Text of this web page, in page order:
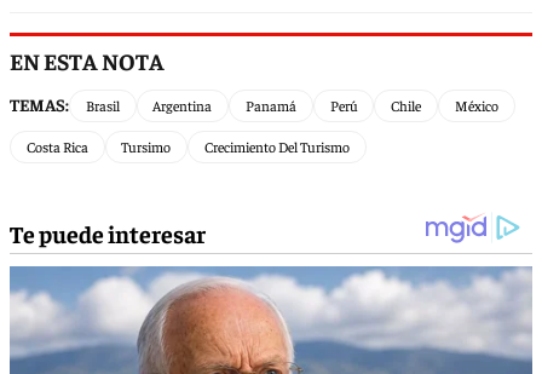
EN ESTA NOTA
TEMAS: Brasil Argentina Panamá Perú Chile México
Costa Rica Tursimo Crecimiento Del Turismo